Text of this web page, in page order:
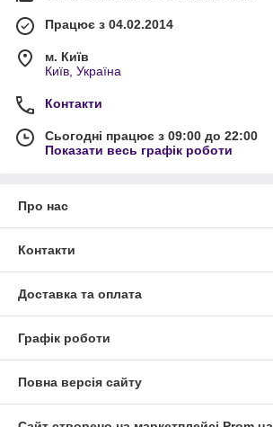
Працює з 04.02.2014
м. Київ
Київ, Україна
Контакти
Сьогодні працює з 09:00 до 22:00
Показати весь графік роботи
Про нас
Контакти
Доставка та оплата
Графік роботи
Повна версія сайту